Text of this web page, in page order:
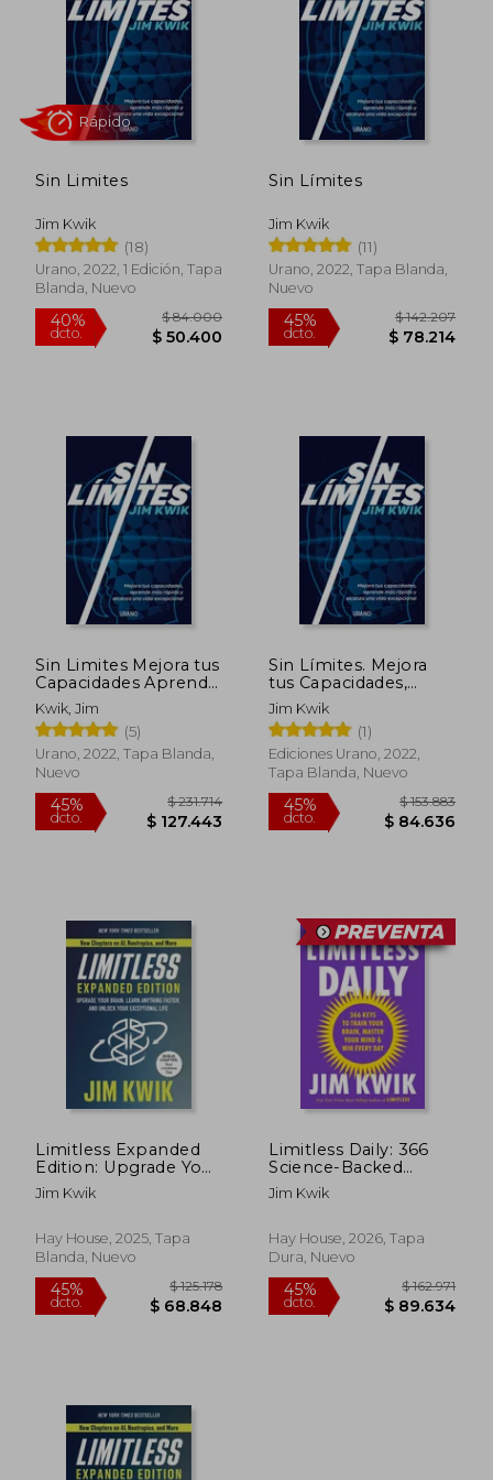
Sin Limites
Jim Kwik
(18)
Urano, 2022, 1 Edición, Tapa
Blanda, Nuevo
dcto. $ 50.400
Rápido
Sin Límites
Jim Kwik
(11)
Urano, 2022, Tapa Blanda,
Nuevo
45%
dcto.
Sin Limites Mejora tus
Capacidades Aprende
mas Rapido y Alcanza
una Vida Excepcional
Kwik, Jim
(5)
Urano, 2022, Tapa Blanda,
Nuevo
45%
$ 127.443
Sin Límites. Mejora
tus Capacidades,
Aprende más Rápido
y Alcanza una Vida
Excepcional
Jim Kwik
(1)
Ediciones Urano, 2022,
Tapa Blanda, Nuevo
45%
dcto.
Limitless Expanded
Edition: Upgrade Your
Brain, Learn Anything
Faster, and Unlock
(en Inglés)
Jim Kwik
Hay House, 2025, Tapa
Blanda, Nuevo
Limitless Daily: 366
Science-Backed
Insights and Practices
to Train Your Brain
(en Inglés)
Jim Kwik
Hay House, 2026, Tapa
Dura, Nuevo